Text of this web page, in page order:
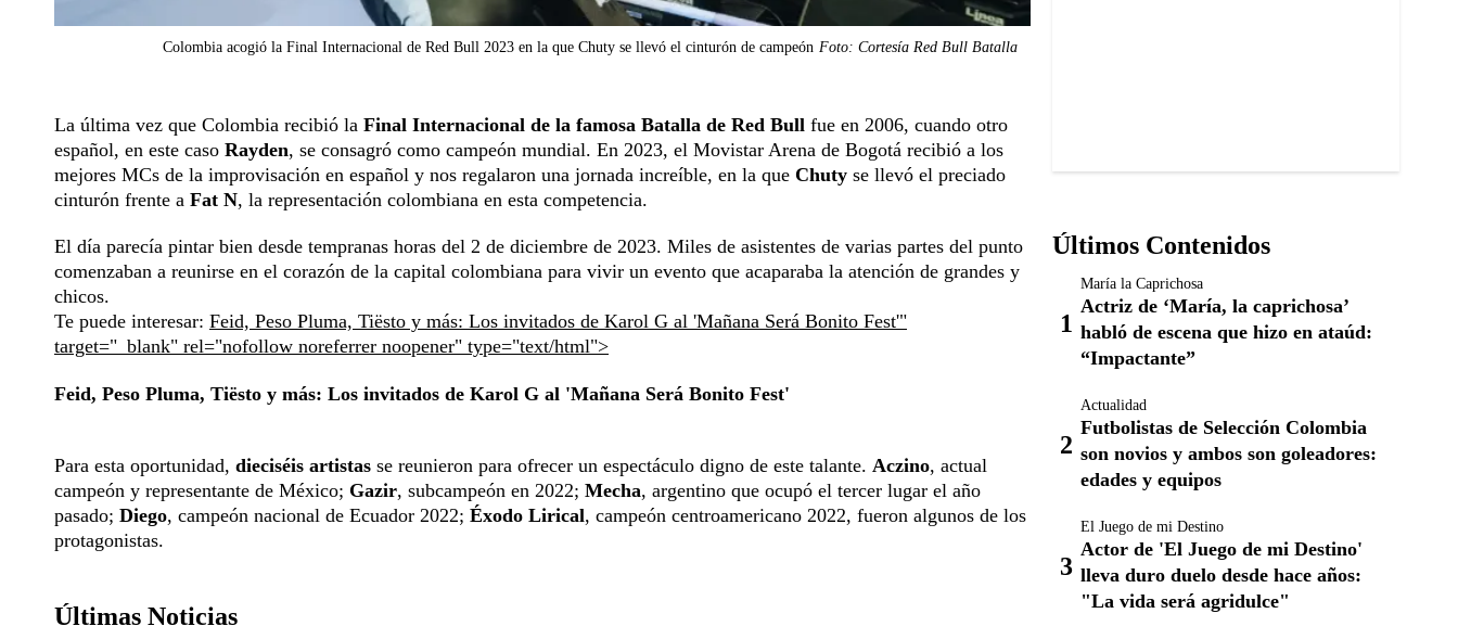
Colombia acogió la Final Internacional de Red Bull 2023 en la que Chuty se llevó el cinturón de campeón Foto: Cortesía Red Bull Batalla
La última vez que Colombia recibió la Final Internacional de la famosa Batalla de Red Bull fue en 2006, cuando otro
español, en este caso Rayden, se consagró como campeón mundial. En 2023, el Movistar Arena de Bogotá recibió a los
mejores MCs de la improvisación en español y nos regalaron una jornada increíble, en la que Chuty se llevó el preciado
cinturón frente a Fat N, la representación colombiana en esta competencia.
El día parecía pintar bien desde tempranas horas del 2 de diciembre de 2023. Miles de asistentes de varias partes del punto
comenzaban a reunirse en el corazón de la capital colombiana para vivir un evento que acaparaba la atención de grandes y
chicos.
Te puede interesar: Feid, Peso Pluma, Tiësto y más: Los invitados de Karol G al 'Mañana Será Bonito Fest'"
target="_blank" rel="nofollow noreferrer noopener" type="text/html">
Feid, Peso Pluma, Tiësto y más: Los invitados de Karol G al 'Mañana Será Bonito Fest'
Para esta oportunidad, dieciséis artistas se reunieron para ofrecer un espectáculo digno de este talante. Aczino, actual
campeón y representante de México; Gazir, subcampeón en 2022; Mecha, argentino que ocupó el tercer lugar el año
pasado; Diego, campeón nacional de Ecuador 2022; Éxodo Lirical, campeón centroamericano 2022, fueron algunos de los
protagonistas.
Últimas Noticias
Últimos Contenidos
María la Caprichosa
Actriz de ‘María, la caprichosa’
habló de escena que hizo en ataúd:
“Impactante”
Actualidad
Futbolistas de Selección Colombia
son novios y ambos son goleadores:
edades y equipos
El Juego de mi Destino
Actor de 'El Juego de mi Destino'
lleva duro duelo desde hace años:
"La vida será agridulce"